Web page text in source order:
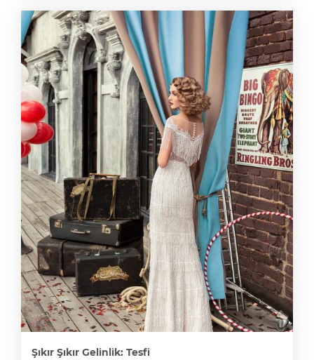
Şıkır Şıkır Gelinlik: Tesfi